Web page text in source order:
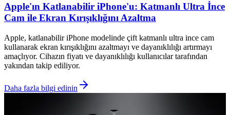
Apple'ın Katlanabilir iPhone'u: Katmanlı Ultra İnce
Cam ile Ekran Kırışıklığını Azaltma
Apple, katlanabilir iPhone modelinde çift katmanlı ultra ince cam
kullanarak ekran kırışıklığını azaltmayı ve dayanıklılığı artırmayı
amaçlıyor. Cihazın fiyatı ve dayanıklılığı kullanıcılar tarafından
yakından takip ediliyor.
Daha fazla bilgi edinin